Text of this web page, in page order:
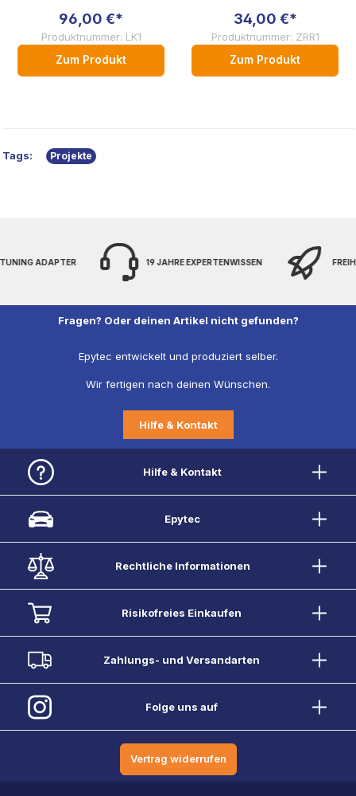
96,00 €*
Produktnummer: LK1
Zum Produkt
34,00 €*
Produktnummer: ZRR1
Zum Produkt
Tags: Projekte
ADAPTER 19 JAHRE EXPERTENWISSEN
Fragen? Oder deinen Artikel nicht gefunden?
Epytec entwickelt und produziert selber.
Wir fertigen nach deinen Wünschen.
Hilfe & Kontakt
Hilfe & Kontakt
Epytec
Rechtliche Informationen
Risikofreies Einkaufen
Zahlungs- und Versandarten
Folge uns auf
Vertrag widerrufen